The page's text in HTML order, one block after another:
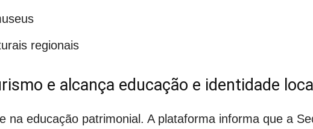
regionais
e alcança educação e identidade local
na educação patrimonial. A plataforma informa que a